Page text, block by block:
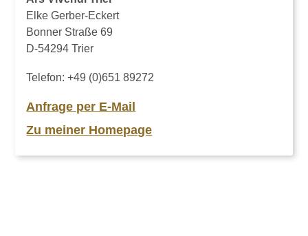
Elke Gerber-Eckert
Bonner Straße 69
D-54294 Trier
Telefon:+49 (0)651 89272
Anfrage per E-Mail
Zu meiner Homepage